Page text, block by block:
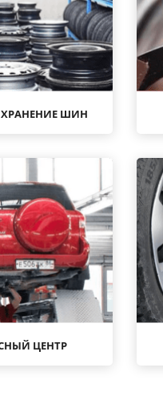
ХРАНЕНИЕ ШИН
ЦЕНТР